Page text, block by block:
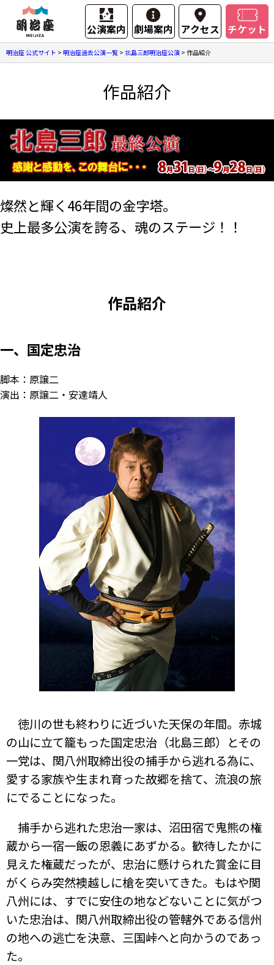
公演案内 劇場案内 アクセス チケット
明治座 公式サイト > 明治座過去公演一覧 > 北島三郎明治座公演 > 作品紹介
作品紹介
燦然と輝く46年間の金字塔。
史上最多公演を誇る、魂のステージ！！
作品紹介
一、国定忠治
脚本：原譲二
演出：原譲二・安達靖人
徳川の世も終わりに近づいた天保の年間。赤城
の山に立て籠もった国定忠治（北島三郎）とその
一党は、関八州取締出役の捕手から逃れる為に、
愛する家族や生まれ育った故郷を捨て、流浪の旅
にでることになった。
捕手から逃れた忠治一家は、沼田宿で鬼熊の権
蔵から一宿一飯の恩義にあずかる。歓待したかに
見えた権蔵だったが、忠治に懸けられた賞金に目
がくらみ突然襖越しに槍を突いてきた。もはや関
八州には、すでに安住の地などないことに気がつ
いた忠治は、関八州取締出役の管轄外である信州
の地への逃亡を決意、三国峠へと向かうのであっ
た。